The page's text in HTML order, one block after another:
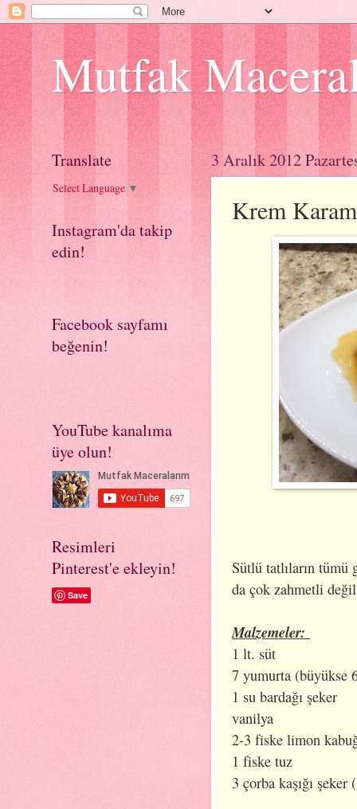
Mutfak
3 Aralık 2012
Krem
Sütlü tatlıların tümü
da çok zahmetli
Malzemeler:
1 lt. süt
7 yumurta (büyükse
1 su bardağı şeker
vanilya
2-3 fiske limon
1 fiske tuz
3 çorba kaşığı
Translate
Select Language ▼
Instagram'da takip
edin!
Facebook sayfamı
beğenin!
YouTube kanalıma
üye olun!
Resimleri
Pinterest'e ekleyin!
Save